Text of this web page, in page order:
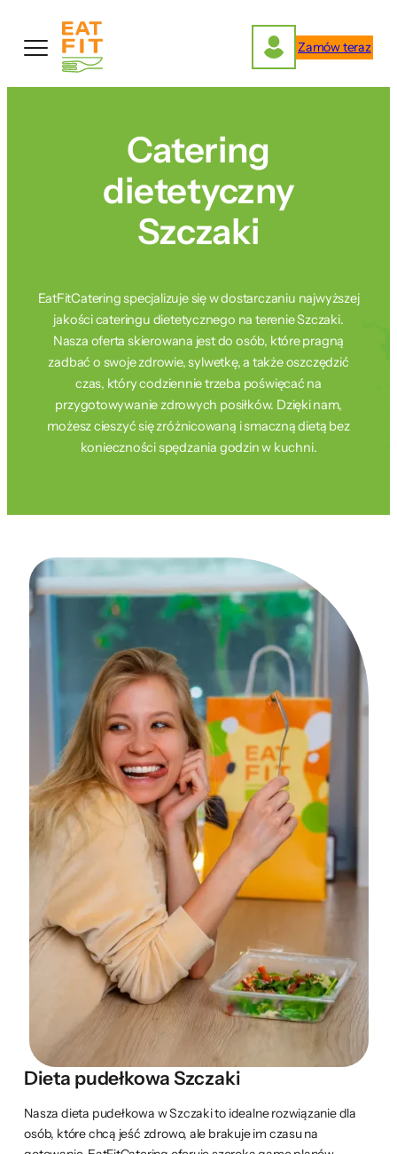
treści
Zamów teraz
Catering
dietetyczny
Szczaki
EatFitCatering specjalizuje się w dostarczaniu najwyższej
jakości cateringu dietetycznego na terenie Szczaki.
Nasza oferta skierowana jest do osób, które pragną
zadbać o swoje zdrowie, sylwetkę, a także oszczędzić
czas, który codziennie trzeba poświęcać na
przygotowywanie zdrowych posiłków. Dzięki nam,
możesz cieszyć się zróżnicowaną i smaczną dietą bez
konieczności spędzania godzin w kuchni.
Dieta pudełkowa Szczaki
Nasza dieta pudełkowa w Szczaki to idealne rozwiązanie dla
osób, które chcą jeść zdrowo, ale brakuje im czasu na